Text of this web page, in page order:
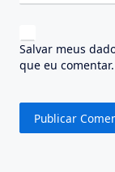
Salvar meus
que eu comentar.